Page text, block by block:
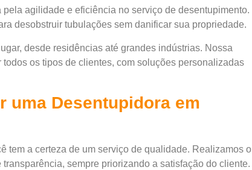
agilidade e eficiência no serviço de desentupimento.
desobstruir tubulações sem danificar sua propriedade.
desde residências até grandes indústrias. Nossa
os tipos de clientes, com soluções personalizadas
uma Desentupidora em
tem a certeza de um serviço de qualidade. Realizamos o
sempre priorizando a satisfação do cliente.